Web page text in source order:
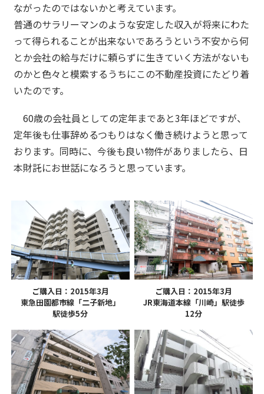
ながったのではないかと考えています。
普通のサラリーマンのような安定した収入が将来にわた
って得られることが出来ないであろうという不安から何
とか会社の給与だけに頼らずに生きていく方法がないも
のかと色々と模索するうちにこの不動産投資にたどり着
いたのです。
60歳の会社員としての定年まであと3年ほどですが、
定年後も仕事辞めるつもりはなく働き続けようと思って
おります。同時に、今後も良い物件がありましたら、日
本財託にお世話になろうと思っています。
ご購入日：2015年3月
東急田園都市線「二子新地」
駅徒歩5分
ご購入日：2015年3月
JR東海道本線「川崎」駅徒歩
12分